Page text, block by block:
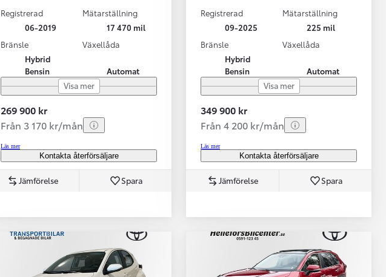
Registrerad
06-2019
Mätarställning
17 470 mil
Bränsle
Hybrid
Bensin
Växellåda
Automat
Visa mer
269 900 kr
Från 3 170 kr/mån
Läs mer
Kontakta återförsäljare
Jämförelse Spara
Registrerad
09-2025
Mätarställning
225 mil
Bränsle
Hybrid
Bensin
Växellåda
Automat
Visa mer
349 900 kr
Från 4 200 kr/mån
Läs mer
Kontakta återförsäljare
Jämförelse Spara